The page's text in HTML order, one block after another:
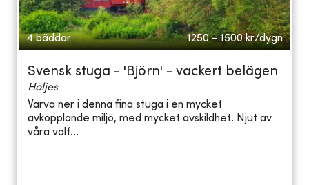
4 bäddar 1250 - 1500 kr/dygn
Svensk stuga - 'Björn' - vackert belägen
Höljes
Varva ner i denna fina stuga i en mycket
avkopplande miljö, med mycket avskildhet. Njut av
våra valf...